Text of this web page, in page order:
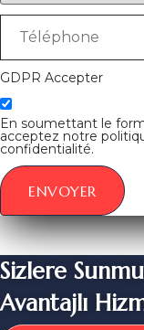
GDPR Accepter
En soumettant le
acceptez notre
confidentialité.
ENVOYER
Sizlere
Avantajlı